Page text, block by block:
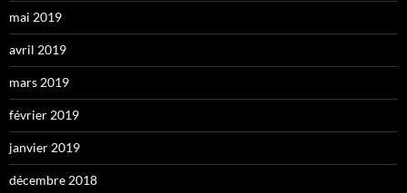
mai 2019
avril 2019
mars 2019
février 2019
janvier 2019
décembre 2018